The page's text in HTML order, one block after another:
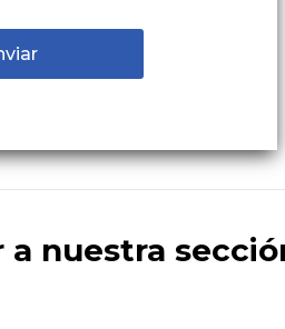
a nuestra